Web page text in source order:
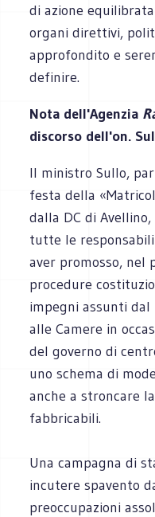
di azione
organi direttivi,
approfondito e
definire.
Nota dell'Agenzia
discorso dell'on.
Il ministro Sullo,
festa della
dalla DC di
tutte le
aver promosso, nel
procedure
impegni assunti dal
alle Camere in
del governo di
uno schema di
anche a stroncare
fabbricabili.
Una campagna di
incutere spavento
preoccupazioni